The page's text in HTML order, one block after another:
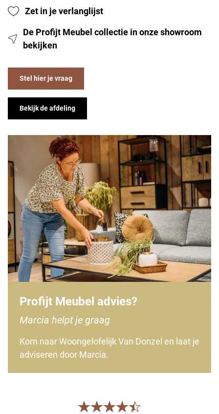
Zet in je verlanglijst
De Profijt Meubel collectie in onze showroom
bekijken
Stel hier je vraag
Bekijk de afdeling
Profijt Meubel advies?
Marcia helpt je graag
Kom naar Woongelofelijk Van Donzel en laat je
adviseren door Marcia.